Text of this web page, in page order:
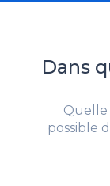
Dans
Quelle
possible